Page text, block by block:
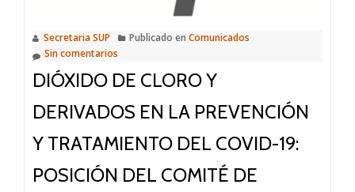
Secretaria SUP Publicado en Comunicados
Sin comentarios
DIÓXIDO DE CLORO Y
DERIVADOS EN LA PREVENCIÓN
Y TRATAMIENTO DEL COVID-19:
POSICIÓN DEL COMITÉ DE